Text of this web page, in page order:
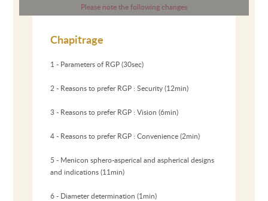
Please note the following changes
Chapitrage
1 - Parameters of RGP (30sec)
2 - Reasons to prefer RGP : Security (12min)
3 - Reasons to prefer RGP : Vision (6min)
4 - Reasons to prefer RGP : Convenience (2min)
5 - Menicon sphero-asperical and aspherical designs
and indications (11min)
6 - Diameter determination (1min)